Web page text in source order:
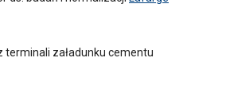
załadunku cementu